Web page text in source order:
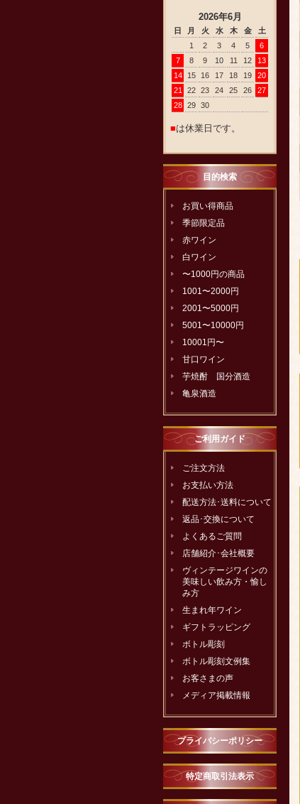
2026年6月
日 月 火 水 木 金
土
1
2 3 4 5
6
7
8 9 10 11 12
13
14
15 16 17 18 19
20
21
22 23 24 25 26
27
28
29 30
■は休業日です。
目的検索
お買い得商品
季節限定品
赤ワイン
白ワイン
〜1000円の商品
1001〜2000円
2001〜5000円
5001〜10000円
10001円〜
甘口ワイン
芋焼酎 国分酒造
亀泉酒造
ご利用ガイド
ご注文方法
お支払い方法
配送方法･送料について
返品･交換について
よくあるご質問
店舗紹介･会社概要
ヴィンテージワインの
美味しい飲み方・愉し
み方
生まれ年ワイン
ギフトラッピング
ボトル彫刻
ボトル彫刻文例集
お客さまの声
メディア掲載情報
プライバシーポリシー
特定商取引法表示